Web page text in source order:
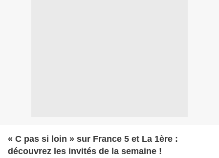
« C pas si loin » sur France 5 et La 1ère :
découvrez les invités de la semaine !